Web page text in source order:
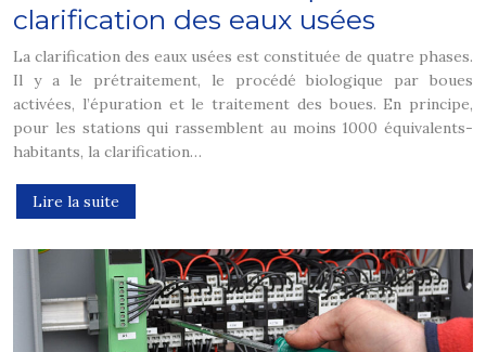
clarification des eaux usées
La clarification des eaux usées est constituée de quatre phases.
Il y a le prétraitement, le procédé biologique par boues
activées, l’épuration et le traitement des boues. En principe,
pour les stations qui rassemblent au moins 1000 équivalents-
habitants, la clarification…
Lire la suite